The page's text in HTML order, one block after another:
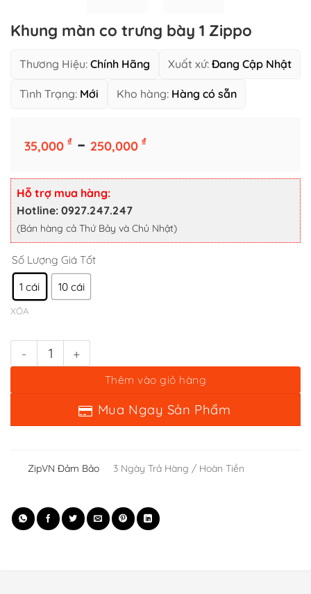
Khung màn co trưng bày 1 Zippo
Thương Hiệu: Chính Hãng Xuất xứ: Đang Cập Nhật
Tình Trạng: Mới Kho hàng: Hàng có sẵn
35,000 ₫ – 250,000 ₫Khoảng
từ
250,000 ₫
Hỗ trợ mua hàng:
Hotline: 0927.247.247
(Bán hàng cả Thứ Bảy và Chủ Nhật)
Số Lượng Giá Tốt
XÓA
Khung màn co trưng bày 1 Zippo số lượng
Thêm vào giỏ hàng
Mua Ngay Sản Phẩm
ZipVN Đảm Bảo 3 Ngày Trả Hàng / Hoàn Tiền